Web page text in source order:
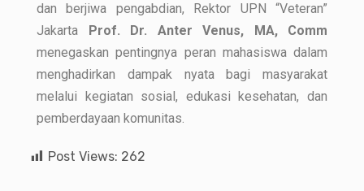
dan berjiwa pengabdian, Rektor UPN “Veteran”
Jakarta
Prof. Dr. Anter Venus, MA, Comm
menegaskan pentingnya peran mahasiswa dalam
menghadirkan dampak nyata bagi masyarakat
melalui kegiatan sosial, edukasi kesehatan, dan
pemberdayaan komunitas.
Post Views: 262